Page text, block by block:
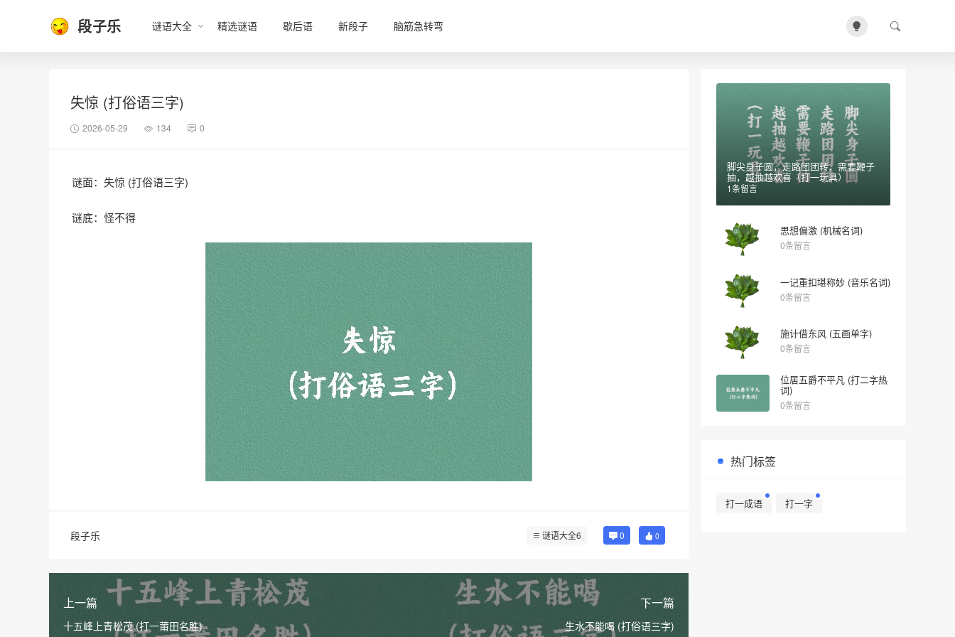
段子乐 谜语大全 精选谜语 歇后语 新段子 脑筋急转弯
失惊 (打俗语三字)
2026-05-29 134 0
谜面：失惊 (打俗语三字)
谜底：怪不得
段子乐 谜语大全6 0 0
上一篇
十五峰上青松茂 (打一莆田名胜)
下一篇
生水不能喝 (打俗语三字)
脚尖身子圆，走路团团转，需要鞭子
抽，越抽越欢喜（打一玩具）
1条留言
思想偏激 (机械名词)
0条留言
一记重扣堪称妙 (音乐名词)
0条留言
施计借东风 (五画单字)
0条留言
位居五爵不平凡 (打二字热
词)
0条留言
热门标签
打一成语 打一字